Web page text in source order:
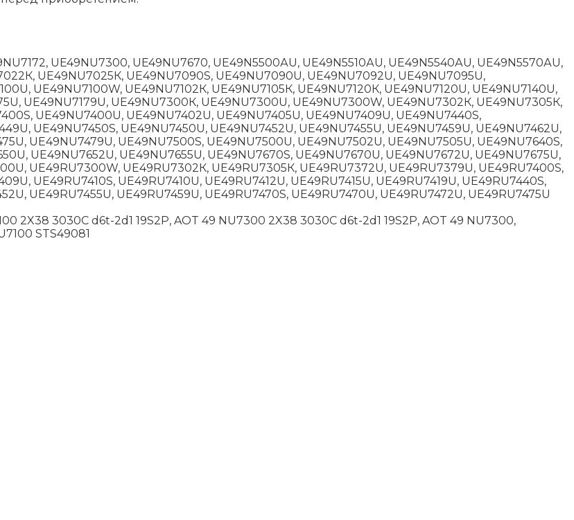
UE49NU7300, UE49NU7670, UЕ49N5500АU, UЕ49N5510АU, UЕ49N5540АU, UЕ49N5570АU,
UЕ49NU7025К, UЕ49NU7090S, UЕ49NU7090U, UЕ49NU7092U, UЕ49NU7095U,
UЕ49NU7100W, UЕ49NU7102К, UЕ49NU7105К, UЕ49NU7120К, UЕ49NU7120U, UЕ49NU7140U,
UЕ49NU7179U, UЕ49NU7300К, UЕ49NU7300U, UЕ49NU7300W, UЕ49NU7302К, UЕ49NU7305К,
UЕ49NU7400U, UЕ49NU7402U, UЕ49NU7405U, UЕ49NU7409U, UЕ49NU7440S,
UЕ49NU7450S, UЕ49NU7450U, UЕ49NU7452U, UЕ49NU7455U, UЕ49NU7459U, UЕ49NU7462U,
UЕ49NU7479U, UЕ49NU7500S, UЕ49NU7500U, UЕ49NU7502U, UЕ49NU7505U, UЕ49NU7640S,
UЕ49NU7652U, UЕ49NU7655U, UЕ49NU7670S, UЕ49NU7670U, UЕ49NU7672U, UЕ49NU7675U,
UЕ49RU7300W, UЕ49RU7302К, UЕ49RU7305К, UЕ49RU7372U, UЕ49RU7379U, UЕ49RU7400S,
UЕ49RU7410S, UЕ49RU7410U, UЕ49RU7412U, UЕ49RU7415U, UЕ49RU7419U, UЕ49RU7440S,
UЕ49RU7455U, UЕ49RU7459U, UЕ49RU7470S, UЕ49RU7470U, UЕ49RU7472U, UЕ49RU7475U
2X38 3030C d6t-2d1 19S2P, AOT 49 NU7300 2X38 3030C d6t-2d1 19S2P, AOT 49 NU7300,
STS49081